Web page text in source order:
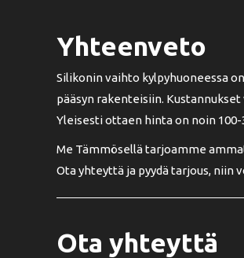
Yhteenveto
Silikonin vaihto kylpyhuoneessa
pääsyn rakenteisiin.
Yleisesti ottaen hinta on noin 100-
Me Tämmösellä tarjoamme
Ota yhteyttä ja pyydä tarjous, niin
Ota yhteyttä